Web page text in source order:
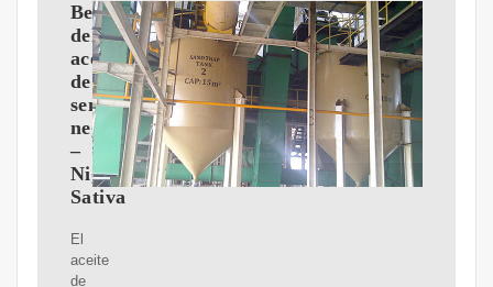
Beneficios
del
aceite
de
semilla
negra
–
Nigella
Sativa
El
aceite
de